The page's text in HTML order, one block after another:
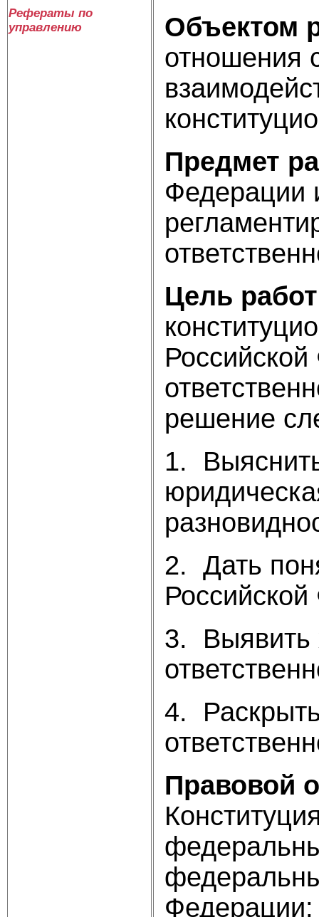
Рефераты по
управлению
Объектом
отношения
Предмет
Федерации
Цель
решение
1.
2. Дать
3. Выявить
4.
Правовой
Федерации;